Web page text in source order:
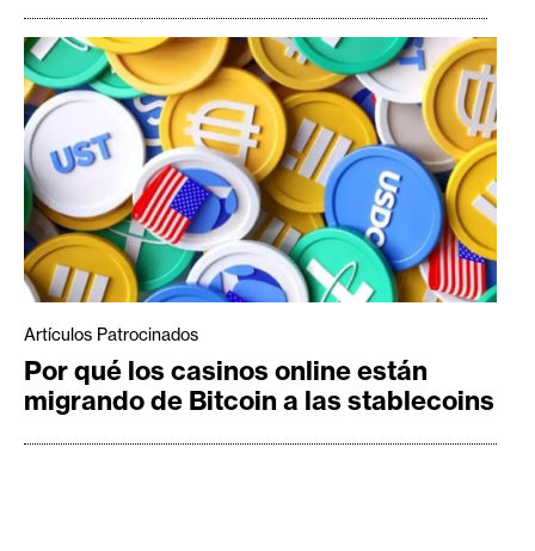
Artículos Patrocinados
Por qué los casinos online están
migrando de Bitcoin a las stablecoins